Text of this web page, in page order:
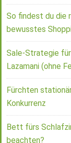
So findest du die
bewusstes
Sale-Strategie
Lazamani (ohne
Fürchten
Konkurrenz
Bett fürs
beachten?